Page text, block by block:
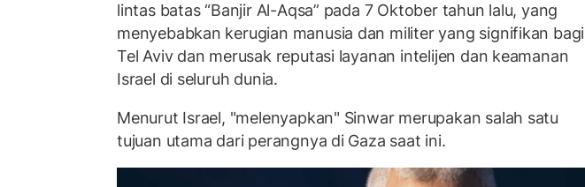
lintas batas “Banjir Al-Aqsa” pada 7 Oktober tahun lalu, yang
menyebabkan kerugian manusia dan militer yang signifikan bagi
Tel Aviv dan merusak reputasi layanan intelijen dan keamanan
Israel di seluruh dunia.
Menurut Israel, "melenyapkan" Sinwar merupakan salah satu
tujuan utama dari perangnya di Gaza saat ini.